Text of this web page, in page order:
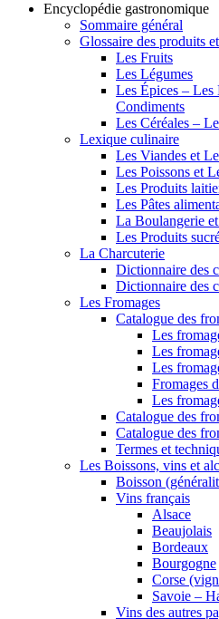
Encyclopédie gastronomique
Sommaire général
Glossaire des produits
Les Fruits
Les Légumes
Les Épices – Les
Condiments
Les Céréales –
Lexique culinaire
Les Viandes et
Les Poissons et
Les Produits
Les Pâtes
La Boulangerie
Les Produits
La Charcuterie
Dictionnaire des
Dictionnaire des
Les Fromages
Catalogue des
Les
Les
Les
Fromages
Les
Catalogue des
Catalogue des
Termes et
Les Boissons, vins et
Boisson
Vins français
Alsace
Beaujolais
Bordeaux
Bourgogne
Corse
Savoie –
Vins des autres